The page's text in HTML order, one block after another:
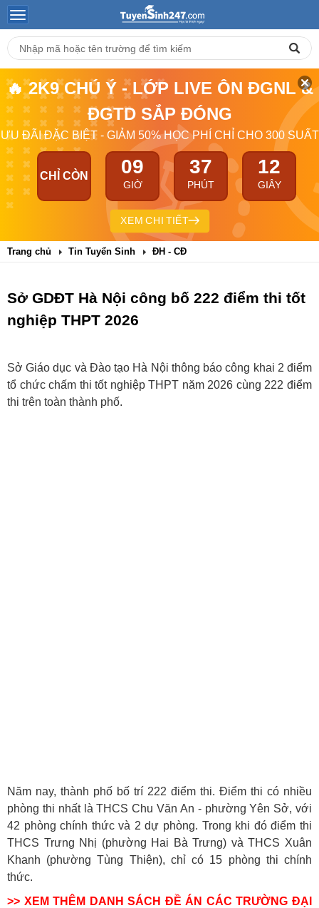
🔥 2K9 CHÚ Ý - LỚP LIVE ÔN ĐGNL &
ĐGTD SẮP ĐÓNG
ƯU ĐÃI ĐẶC BIỆT - GIẢM 50% HỌC PHÍ CHỈ CHO 300 SUẤT
CHỈ CÒN 09
GIỜ
37
PHÚT
11
GIÂY
XEM CHI TIẾT
Trang chủ Tin Tuyển Sinh ĐH - CĐ
Sở GDĐT Hà Nội công bố 222 điểm thi tốt
nghiệp THPT 2026
Sở Giáo dục và Đào tạo Hà Nội thông báo công khai 2 điểm
tổ chức chấm thi tốt nghiệp THPT năm 2026 cùng 222 điểm
thi trên toàn thành phố.
Năm nay, thành phố bố trí 222 điểm thi. Điểm thi có nhiều
phòng thi nhất là THCS Chu Văn An - phường Yên Sở, với
42 phòng chính thức và 2 dự phòng. Trong khi đó điểm thi
THCS Trưng Nhị (phường Hai Bà Trưng) và THCS Xuân
Khanh (phường Tùng Thiện), chỉ có 15 phòng thi chính
thức.
>> XEM THÊM DANH SÁCH ĐỀ ÁN CÁC TRƯỜNG ĐẠI